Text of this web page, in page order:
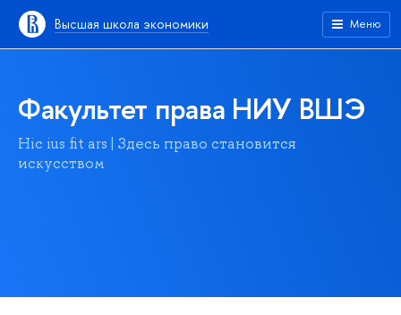
Высшая школа экономики Меню
Факультет права НИУ ВШЭ
Hic ius fit ars | Здесь право становится
искусством